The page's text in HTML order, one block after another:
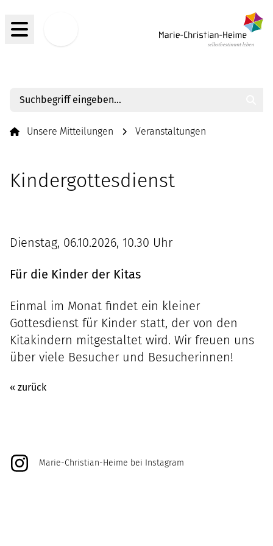
Menü
Unsere Mitteilungen Veranstaltungen
Kindergottesdienst
Dienstag, 06.10.2026, 10.30 Uhr
Für die Kinder der Kitas
Einmal im Monat findet ein kleiner
Gottesdienst für Kinder statt, der von den
Kitakindern mitgestaltet wird. Wir freuen uns
über viele Besucher und Besucherinnen!
« zurück
Marie-Christian-Heime bei Instagram